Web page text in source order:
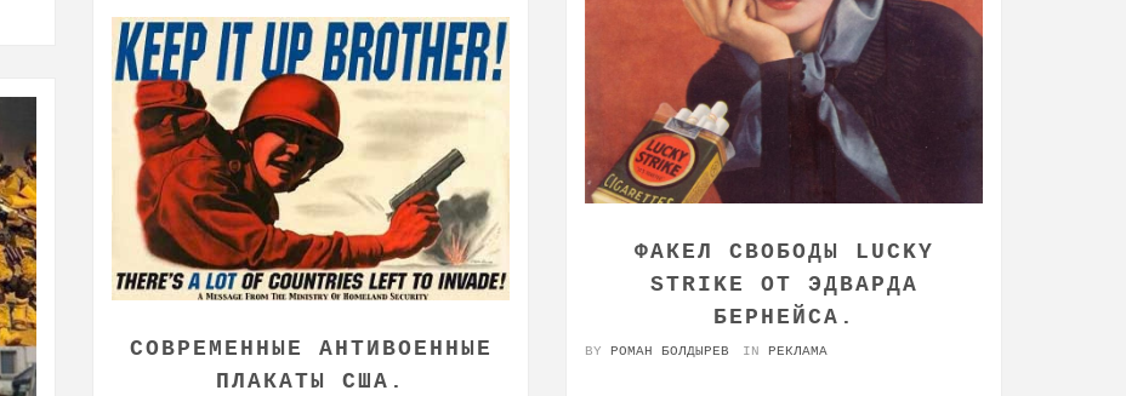
ФАКЕЛ СВОБОДЫ LUCKY
STRIKE ОТ ЭДВАРДА
БЕРНЕЙСА.
BY РОМАН БОЛДЫРЕВ IN РЕКЛАМА
СОВРЕМЕННЫЕ АНТИВОЕННЫЕ
ПЛАКАТЫ США.